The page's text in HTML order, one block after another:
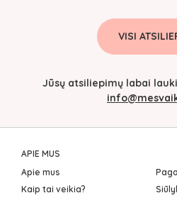
VISI
Jūsų atsiliepimų labai
APIE MUS
Apie mus
Kaip tai veikia?